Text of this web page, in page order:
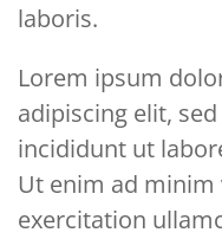
laboris.
Lorem ipsum
adipiscing elit,
incididunt ut
Ut enim ad
exercitation